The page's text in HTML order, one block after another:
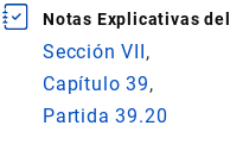
Notas Explicativas
Sección VII
Capítulo 39
Partida 39.20